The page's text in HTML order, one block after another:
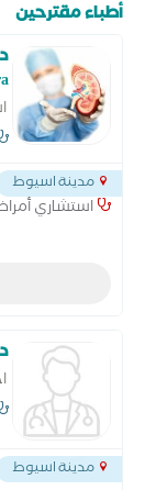
أطباء مقترحين
مدينة اسيوط
استشاري
مدينة اسيوط